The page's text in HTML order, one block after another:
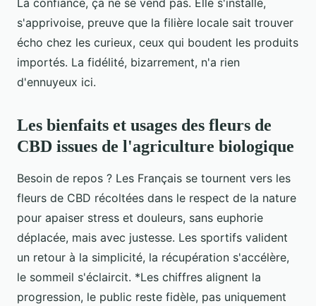
La confiance, ça ne se vend pas. Elle s'installe,
s'apprivoise, preuve que la filière locale sait trouver
écho chez les curieux, ceux qui boudent les produits
importés. La fidélité, bizarrement, n'a rien
d'ennuyeux ici.
Les bienfaits et usages des fleurs de
CBD issues de l'agriculture biologique
Besoin de repos ? Les Français se tournent vers les
fleurs de CBD récoltées dans le respect de la nature
pour apaiser stress et douleurs, sans euphorie
déplacée, mais avec justesse. Les sportifs valident
un retour à la simplicité, la récupération s'accélère,
le sommeil s'éclaircit. *Les chiffres alignent la
progression, le public reste fidèle, pas uniquement